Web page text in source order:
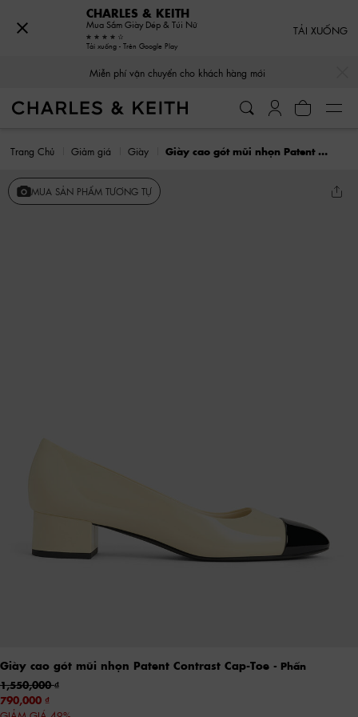
Miễn phí vận chuyển cho khách hàng mới
Trang Chủ Giảm giá Giày Giày cao gót mũi nhọn Patent Contrast Cap-Toe
MUA SẢN PHẨM TƯƠNG TỰ
Giày cao gót mũi nhọn Patent Contrast Cap-Toe - Phấn
1,550,000
790,000
CHARLES & KEITH
Mua Sắm Giày Dép & Túi Nữ
Tải xuống - Trên Google Play
TẢI XUỐNG